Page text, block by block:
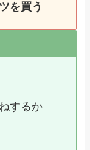
を買う
するか